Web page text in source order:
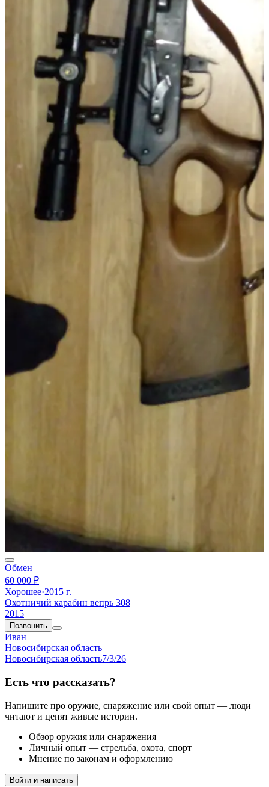
Обмен
60 000 ₽
Хорошее·2015 г.
Охотничий карабин вепрь 308
2015
Позвонить
Иван
Новосибирская область
Новосибирская область7/3/26
Есть что рассказать?
Напишите про оружие, снаряжение или свой опыт — люди
читают и ценят живые истории.
Обзор оружия или снаряжения
Личный опыт — стрельба, охота, спорт
Мнение по законам и оформлению
Войти и написать